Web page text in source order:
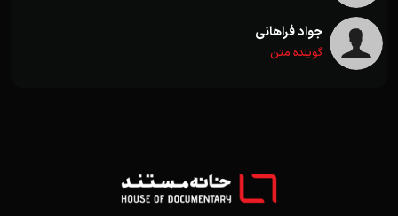
جواد فراهانی
گوینده متن